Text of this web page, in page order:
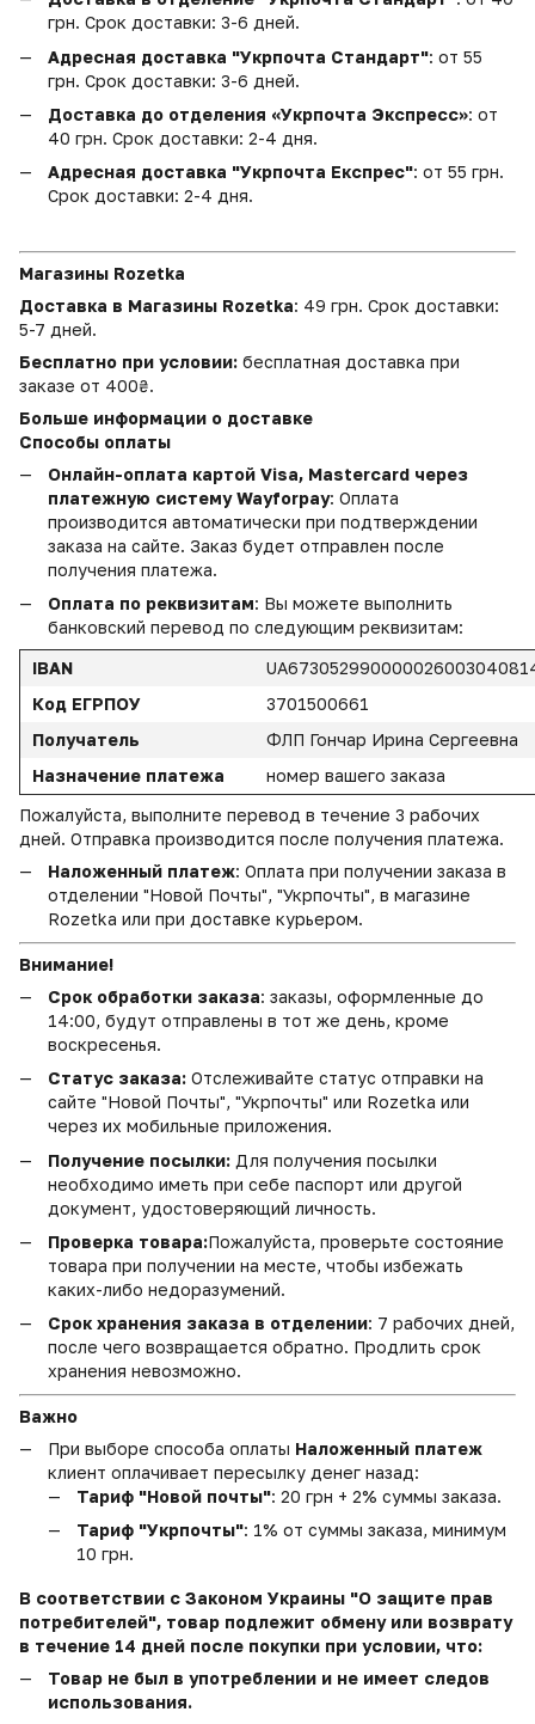
грн. Срок доставки: 3-6 дней.
Адресная доставка "Укрпочта Стандарт": от 55
грн. Срок доставки: 3-6 дней.
Доставка до отделения «Укрпочта Экспресс»: от
40 грн. Срок доставки: 2-4 дня.
Адресная доставка "Укрпочта Експрес": от 55 грн.
Срок доставки: 2-4 дня.
Магазины Rozetka
Доставка в Магазины Rozetka: 49 грн. Срок доставки:
5-7 дней.
Бесплатно при условии: бесплатная доставка при
заказе от 400₴.
Больше информации о доставке
Способы оплаты
Онлайн-оплата картой Visa, Mastercard через
платежную систему Wayforpay: Оплата
производится автоматически при подтверждении
заказа на сайте. Заказ будет отправлен после
получения платежа.
Оплата по реквизитам: Вы можете выполнить
банковский перевод по следующим реквизитам:
IBAN
Код ЕГРПОУ
3701500661
Получатель
ФЛП Гончар Ирина Сергеевна
Назначение платежа
номер вашего заказа
Пожалуйста, выполните перевод в течение 3 рабочих
дней. Отправка производится после получения платежа.
Наложенный платеж: Оплата при получении заказа в
отделении "Новой Почты", "Укрпочты", в магазине
Rozetka или при доставке курьером.
Внимание!
Срок обработки заказа: заказы, оформленные до
14:00, будут отправлены в тот же день, кроме
воскресенья.
Статус заказа: Отслеживайте статус отправки на
сайте "Новой Почты", "Укрпочты" или Rozetka или
через их мобильные приложения.
Получение посылки: Для получения посылки
необходимо иметь при себе паспорт или другой
документ, удостоверяющий личность.
Проверка товара:Пожалуйста, проверьте состояние
товара при получении на месте, чтобы избежать
каких-либо недоразумений.
Срок хранения заказа в отделении: 7 рабочих дней,
после чего возвращается обратно. Продлить срок
хранения невозможно.
Важно
При выборе способа оплаты Наложенный платеж
клиент оплачивает пересылку денег назад:
Тариф "Новой почты": 20 грн + 2% суммы заказа.
Тариф "Укрпочты": 1% от суммы заказа, минимум
10 грн.
В соответствии с Законом Украины "О защите прав
потребителей", товар подлежит обмену или возврату
в течение 14 дней после покупки при условии, что:
Товар не был в употреблении и не имеет следов
использования.